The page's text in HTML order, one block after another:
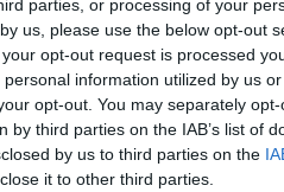
parties, or processing of your
us, please use the below opt-out
opt-out request is processed
information utilized by us
opt-out. You may separately
third parties on the IAB’s list of
by us to third parties on the
it to other third parties.
att betala 68
röststyrda
data om deras